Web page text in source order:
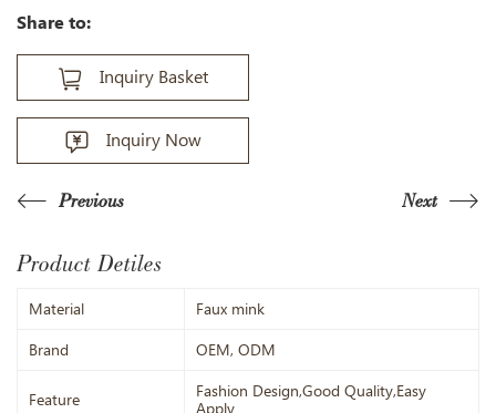
Share to:
Inquiry Basket
Inquiry Now
Previous Next
Product Detiles
Material Faux mink
Brand OEM, ODM
Feature
Fashion Design,Good Quality,Easy
Apply